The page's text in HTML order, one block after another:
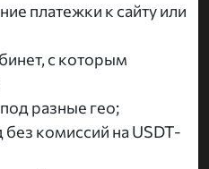
платежки к сайту или
с которым
разные гео;
комиссий на USDT-